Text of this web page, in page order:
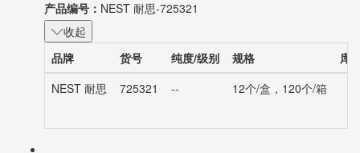
产品编号： NEST 耐思-725321
收起
品牌
货号 纯度/级别 规格
库
NEST 耐思
725321 -- 12个/盒，120个/箱